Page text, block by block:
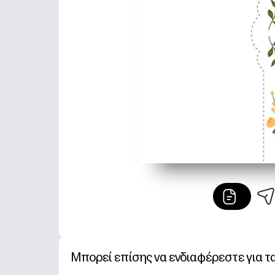
Μπορεί επίσης να ενδιαφέρεστε για